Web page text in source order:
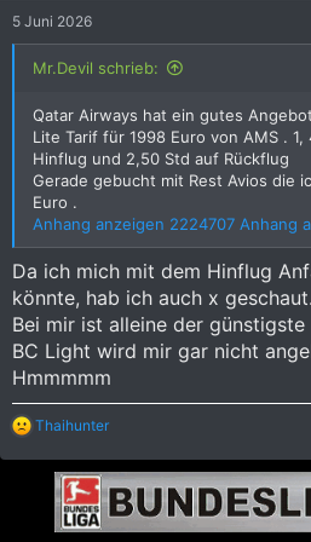
n
:
5 Juni 2026
Mr.Devil schrieb:
Qatar Airways hat ein gutes
Lite Tarif für 1998 Euro von AMS .
Hinflug und 2,50 Std auf Rückflug
Gerade gebucht mit Rest Avios die
Euro .
Anhang anzeigen 2224707 Anhang
Da ich mich mit dem Hinflug
könnte, hab ich auch x
Bei mir ist alleine der günstigste
BC Light wird mir gar nicht
Hmmmmm
R
a
Thaihunter